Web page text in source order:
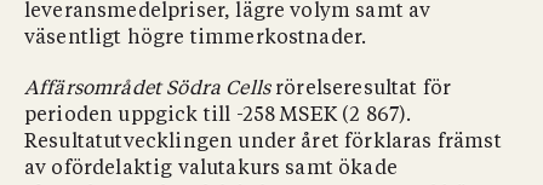
leveransmedelpriser, lägre volym samt av
väsentligt högre timmerkostnader.
Affärsområdet Södra Cellsrörelseresultat för
perioden uppgick till -258 MSEK (2 867).
Resultatutvecklingen under året förklaras främst
av ofördelaktig valutakurs samt ökade